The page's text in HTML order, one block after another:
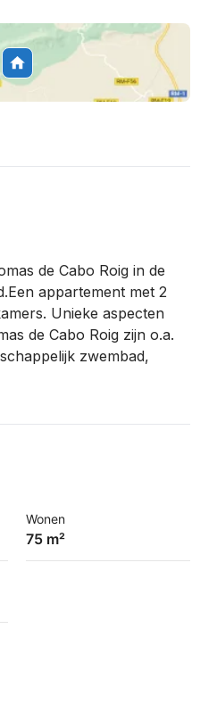
de Cabo Roig in de
appartement met 2
Unieke aspecten
de Cabo Roig zijn o.a.
zwembad,
Wonen
75 m²